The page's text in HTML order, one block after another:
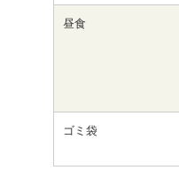
昼食
ゴミ袋